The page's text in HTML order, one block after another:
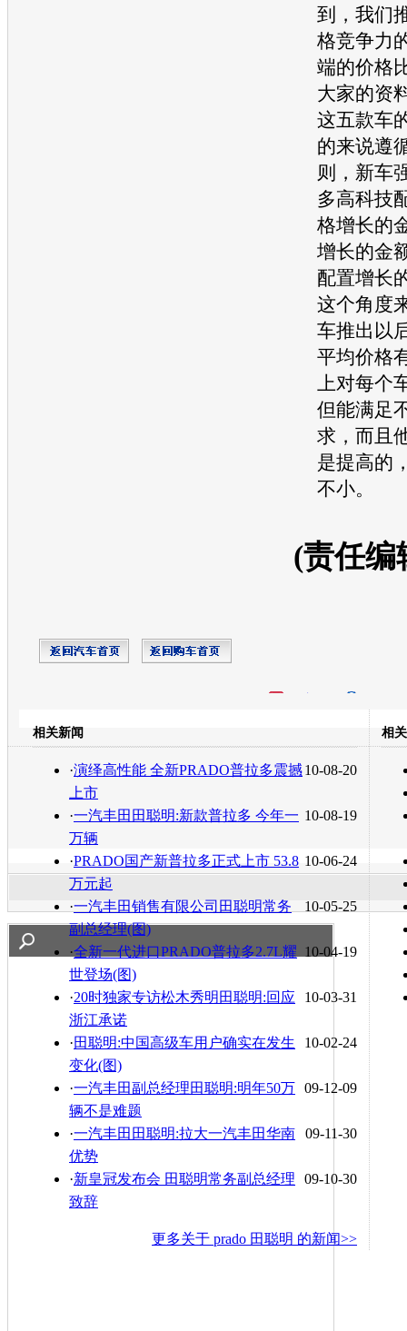
到，我们
格竞争力
端的价格
大家的资
这五款车
的来说遵
则， 新车
多高科技
格增长的
增长的金
配置增长
这个角度
车推出以
平均价格
上对每个
但能满足
求，而且
是提高的
不小
(责任编
转发至：
相关新闻
10-08-20
·演绎高性能 全新PRADO普拉多震撼
上市
10-08-19
·一汽丰田田聪明:新款普拉多 今年一
万辆
10-06-24
·PRADO国产新普拉多正式上市 53.8
万元起
10-05-25
·一汽丰田销售有限公司田聪明常务
副总经理(图)
10-04-19
·全新一代进口PRADO普拉多2.7L耀
世登场(图)
10-03-31
·20时独家专访松木秀明田聪明:回应
浙江承诺
10-02-24
·田聪明:中国高级车用户确实在发生
变化(图)
09-12-09
·一汽丰田副总经理田聪明:明年50万
辆不是难题
09-11-30
·一汽丰田田聪明:拉大一汽丰田华南
优势
09-10-30
·新皇冠发布会 田聪明常务副总经理
致辞
更多关于 prado 田聪明 的新闻>>
相